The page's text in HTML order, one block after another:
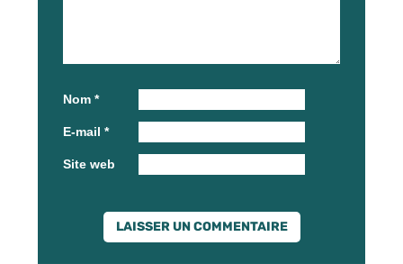
Nom *
E-mail *
Site web